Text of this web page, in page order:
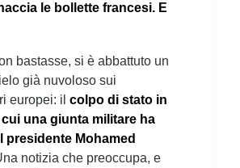
le bollette francesi. E
bastasse, si è abbattuto un
già nuvoloso sui
europei: il colpo di stato in
cui una giunta militare ha
presidente Mohamed
notizia che preoccupa, e